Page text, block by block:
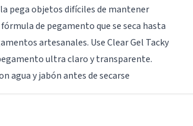
pega objetos difíciles de mantener
de pegamento que se seca hasta
artesanales. Use Clear Gel Tacky
ultra claro y transparente.
agua y jabón antes de secarse